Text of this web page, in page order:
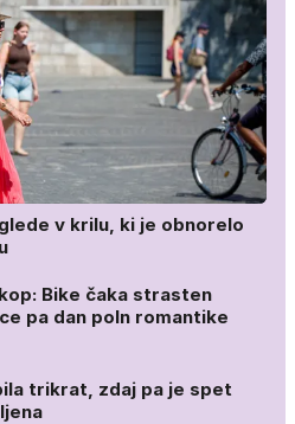
v krilu, ki je obnorelo
Bike čaka strasten
pa dan poln romantike
trikrat, zdaj pa je spet